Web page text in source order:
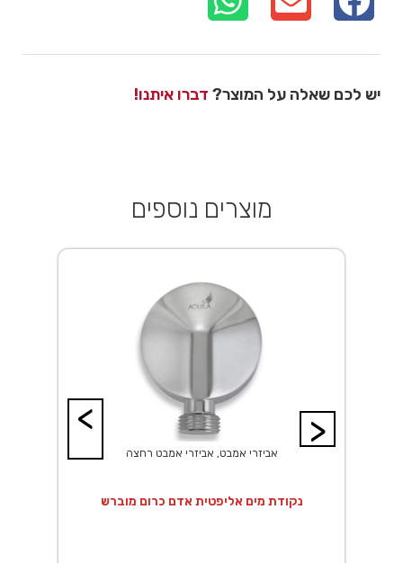
יש לכם שאלה על המוצר? דברו איתנו!
מוצרים נוספים
>
אביזרי אמבט, אביזרי אמבט רחצה
נקודת מים אליפטית אדם כרום מוברש
<